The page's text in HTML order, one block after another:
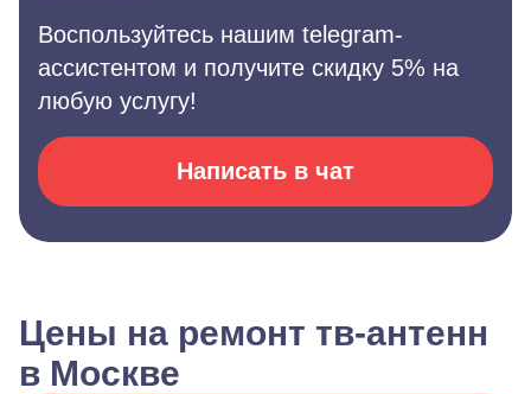
Воспользуйтесь нашим telegram-
ассистентом и получите скидку 5% на
любую услугу!
Написать в чат
Цены на ремонт тв-антенн
в Москве